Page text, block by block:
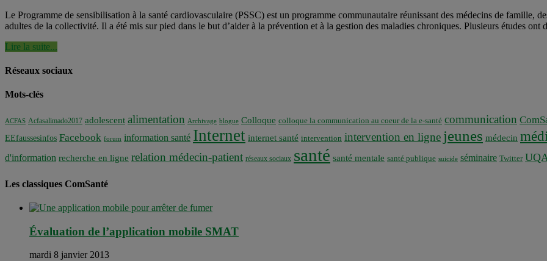
Le Programme de sensibilisation à la santé cardiovasculaire (PSSC) est un programme communautaire réunissant des médecins de famille,
adultes de la collectivité. Il a été mis sur pied dans le but d’aider à la prévention et à la gestion des maladies chroniques. Plusieurs études ont
Lire la suite...
Réseaux sociaux
Mots-clés
ACFAS Acfasalimado2017 adolescent alimentation Archivage blogue Colloque colloque la communication au coeur de la e-santé communication
EEfaussesinfos Facebook forum information santé Internet internet santé intervention intervention en ligne jeunes médecin
d'information recherche en ligne relation médecin-patient réseaux sociaux santé santé mentale santé publique suicide séminaire Twitter
Les classiques ComSanté
Évaluation de l’application mobile SMAT
mardi 8 janvier 2013